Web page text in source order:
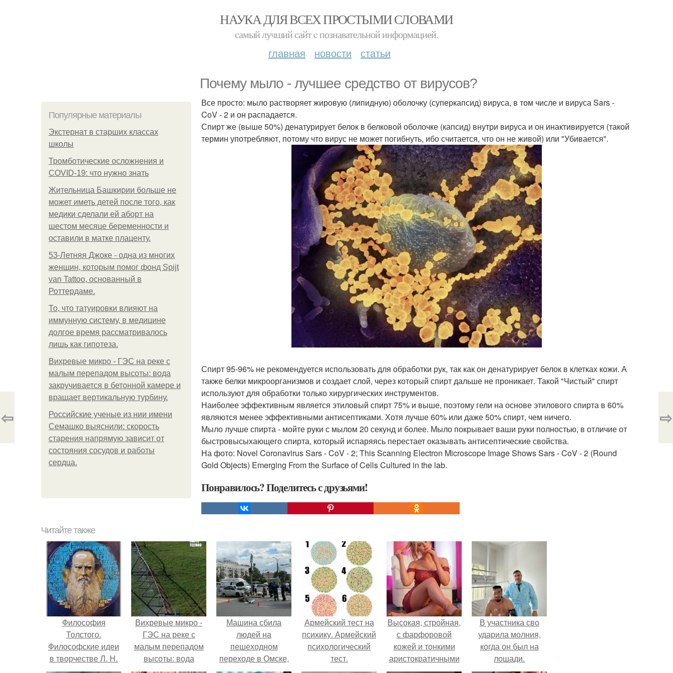
НАУКА ДЛЯ ВСЕХ ПРОСТЫМИ СЛОВАМИ
самый лучший сайт c познавательной информацией.
главная новости статьи
Почему мыло - лучшее средство от вирусов?
Популярные материалы
Экстернат в старших классах
школы
Тромботические осложнения и
COVID-19: что нужно знать
Жительница Башкирии больше не
может иметь детей после того, как
медики сделали ей аборт на
шестом месяце беременности и
оставили в матке плаценту.
53-Летняя Джоке - одна из многих
женщин, которым помог фонд Spijt
van Tattoo, основанный в
Роттердаме.
То, что татуировки влияют на
иммунную систему, в медицине
долгое время рассматривалось
лишь как гипотеза.
Вихревые микро - ГЭС на реке с
малым перепадом высоты: вода
закручивается в бетонной камере и
вращает вертикальную турбину.
Российские ученые из нии имени
Семашко выяснили: скорость
старения напрямую зависит от
состояния сосудов и работы
сердца.
Все просто: мыло растворяет жировую (липидную) оболочку (суперкапсид) вируса, в том числе и вируса Sars -
CoV - 2 и он распадается.
Спирт же (выше 50%) денатурирует белок в белковой оболочке (капсид) внутри вируса и он инактивируется (такой
термин употребляют, потому что вирус не может погибнуть, ибо считается, что он не живой) или "Убивается".
Спирт 95-96% не рекомендуется использовать для обработки рук, так как он денатурирует белок в клетках кожи. А
также белки микроорганизмов и создает слой, через который спирт дальше не проникает. Такой "Чистый" спирт
используют для обработки только хирургических инструментов.
Наиболее эффективным является этиловый спирт 75% и выше, поэтому гели на основе этилового спирта в 60%
являются менее эффективными антисептиками. Хотя лучше 60% или даже 50% спирт, чем ничего.
Мыло лучше спирта - мойте руки с мылом 20 секунд и более. Мыло покрывает ваши руки полностью, в отличие от
быстровысыхающего спирта, который испаряясь перестает оказывать антисептические свойства.
На фото: Novel Coronavirus Sars - CoV - 2; This Scanning Electron Microscope Image Shows Sars - CoV - 2 (Round
Gold Objects) Emerging From the Surface of Cells Cultured in the lab.
Понравилось? Поделитесь с друзьями!
⇦ ⇨
Читайте также
Философия
Толстого.
Философские идеи
в творчестве Л. Н.
Толстого.
Вихревые микро -
ГЭС на реке с
малым перепадом
высоты: вода
закручивается в
Машина сбила
людей на
пешеходном
переходе в Омске,
пострадали 8
Армейский тест на
психику. Армейский
психологический
тест.
Высокая, стройная,
с фарфоровой
кожей и тонкими
аристократичными
чертами, эль
В участника сво
ударила молния,
когда он был на
лошади.